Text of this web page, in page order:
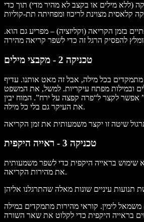
(ללא מילים או בקצב לא מהיר מדי) תוך כדי
בזמן הקריאה (וקליזציה) – מפריע גם הוא.
טכניקה 2 - מקבצי מילים
מתמקדים בכל מילה, אבל זה מאט אותנו. עדיף
ובמילות מפתח עיקריות. למשל, את המשפט
לקצר ל“פרה קפצה על ירח”. המוח יבין
את העיקר גם בלי כל מילה.
טכניקה 3 - ראייה היקפית
שימוש בראייה היקפית כדי לשפר משמעותית
את מהירות הקריאה.
משמאל לימין. קוראי מהירות מתמקדים במילה